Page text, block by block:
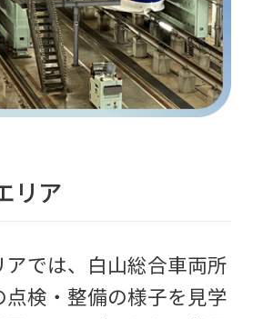
リア
では、白山総合車両所
検・整備の様子を見学